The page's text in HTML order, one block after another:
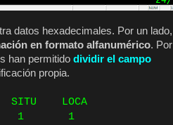
datos hexadecimales. Por un lado,
en formato alfanumérico. Por
han permitido dividir el campo
propia.
1 1